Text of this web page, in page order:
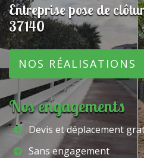
Entreprise pose de
37140
NOS RÉALISATIONS
Nos engagements
Devis et déplacement
Sans engagement